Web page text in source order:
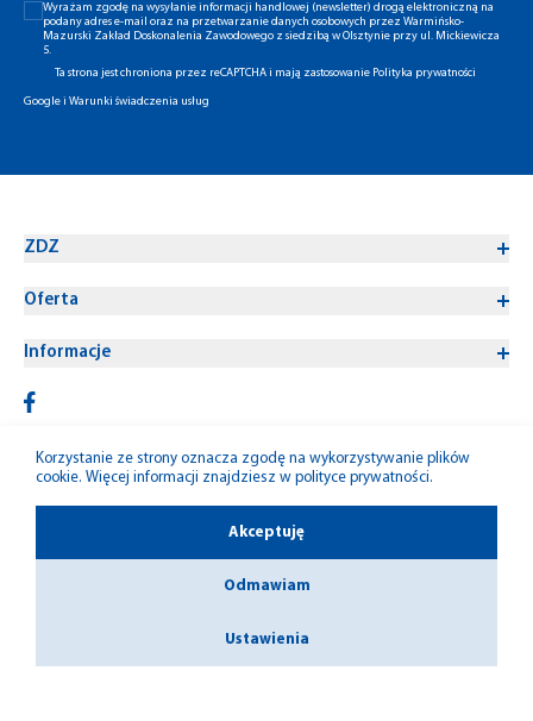
Korzystanie ze strony oznacza zgodę na wykorzystywanie plików
cookie. Więcej informacji znajdziesz w polityce prywatności.
Akceptuję
Odmawiam
Ustawienia
Wyrażam zgodę na wysyłanie informacji handlowej (newsletter) drogą elektroniczną na
podany adres e-mail oraz na przetwarzanie danych osobowych przez Warmińsko-
Mazurski Zakład Doskonalenia Zawodowego z siedzibą w Olsztynie przy ul. Mickiewicza
5.
Ta strona jest chroniona przez reCAPTCHA i mają zastosowanie Polityka prywatności
Googlei Warunki świadczenia usług
ZDZ
Oferta
Informacje